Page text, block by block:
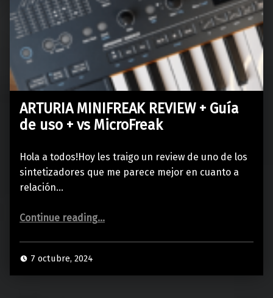
ARTURIA MINIFREAK REVIEW + Guía
de uso + vs MicroFreak
Hola a todos!Hoy les traigo un review de uno de los
sintetizadores que me parece mejor en cuanto a
relación…
Continue reading“ARTURIA MINIFREAK REVIEW + Guía de uso + vs MicroFreak”
…
7 octubre, 2024